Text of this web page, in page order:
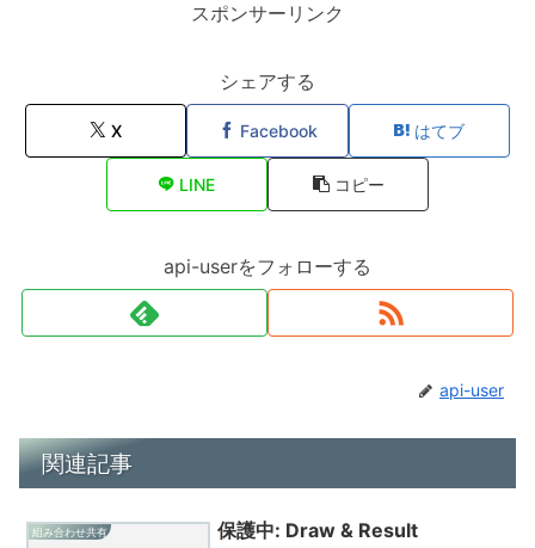
スポンサーリンク
シェアする
X Facebook はてブ
LINE コピー
api-userをフォローする
api-user
関連記事
組み合わせ共有 保護中: Draw & Result